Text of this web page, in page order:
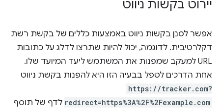
יירוט בקשות ניווט
אפשר לסנן בקשות ניווט באמצעות כללים של בקשת רשת
דקלרטיבית. לדוגמה, יכול להיות שתרצו לדלג על כתובות
URL למעקב שמפנות את המשתמש ליעד המיועד שלו.
אחת הדרכים לטפל בבעיה הזו היא להפנות בקשת ניווט
https://tracker.com?
redirect=https%3A%2F%2Fexample.com לדף של תוסף